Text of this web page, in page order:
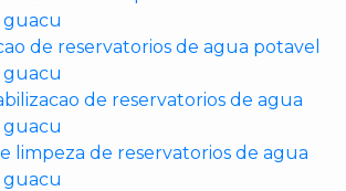
de reservatorios de agua potavel
de reservatorios de agua
limpeza de reservatorios de agua